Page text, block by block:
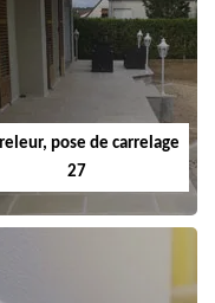
pose de carrelage
27